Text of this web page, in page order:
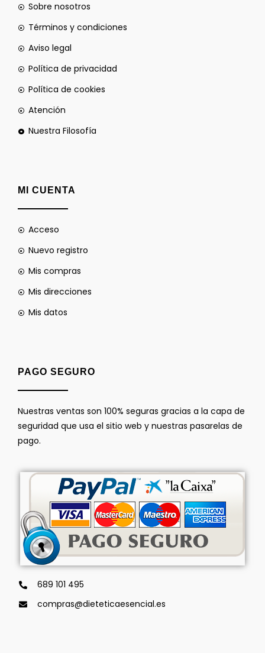
Sobre nosotros
Términos y condiciones
Aviso legal
Política de privacidad
Política de cookies
Atención
Nuestra Filosofía
MI CUENTA
Acceso
Nuevo registro
Mis compras
Mis direcciones
Mis datos
PAGO SEGURO
Nuestras ventas son 100% seguras gracias a la capa de
seguridad que usa el sitio web y nuestras pasarelas de
pago.
689 101 495
compras@dieteticaesencial.es